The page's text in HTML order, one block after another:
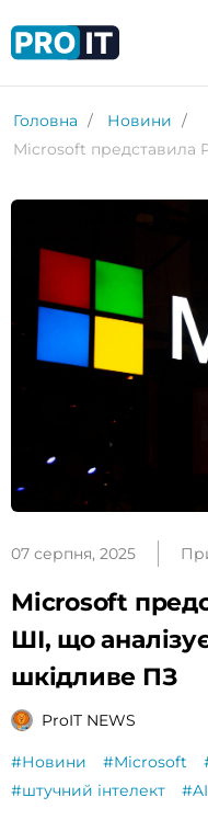
Головна
Новини
07 серпня, 2025
Microsoft
ШІ, що
шкідливе ПЗ
ProIT NEWS
#Новини #Microsoft
#штучний інтелект
#AI